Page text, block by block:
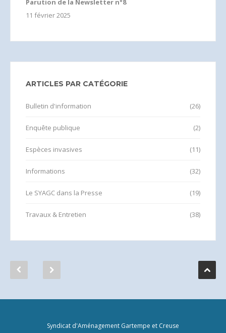
Parution de la Newsletter n°8
11 février 2025
ARTICLES PAR CATÉGORIE
Bulletin d'information (26)
Enquête publique (2)
Espèces invasives (11)
Informations (32)
Le SYAGC dans la Presse (19)
Travaux & Entretien (38)
Syndicat d'Aménagement Gartempe et Creuse